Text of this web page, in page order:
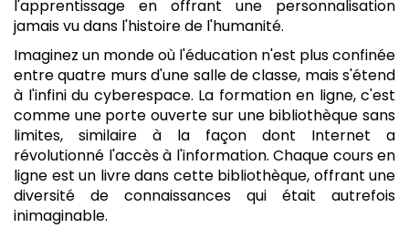
l'apprentissage en offrant une personnalisation
jamais vu dans l'histoire de l'humanité.
Imaginez un monde où l'éducation n'est plus confinée
entre quatre murs d'une salle de classe, mais s'étend
à l'infini du cyberespace. La formation en ligne, c'est
comme une porte ouverte sur une bibliothèque sans
limites, similaire à la façon dont Internet a
révolutionné l'accès à l'information. Chaque cours en
ligne est un livre dans cette bibliothèque, offrant une
diversité de connaissances qui était autrefois
inimaginable.